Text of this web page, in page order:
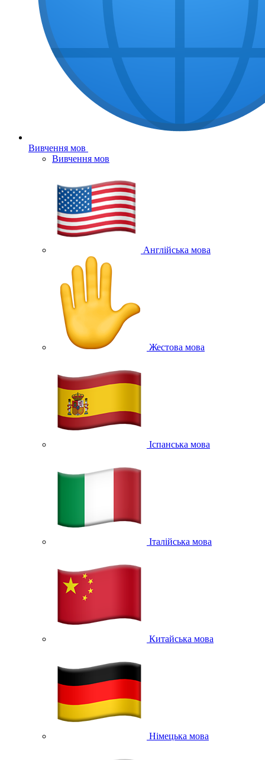
Вивчення мов
Вивчення мов
Англійська мова
Жестова мова
Іспанська мова
Італійська мова
Китайська мова
Німецька мова